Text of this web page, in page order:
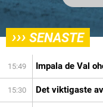
››› SENASTE
15:49 Impala de Val
15:30 Det viktigaste